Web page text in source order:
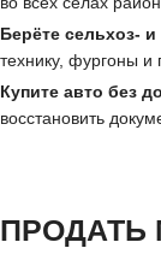
Берёте сельхоз-
технику, фургоны и
Купите авто без
восстановить
ПРОДАТЬ